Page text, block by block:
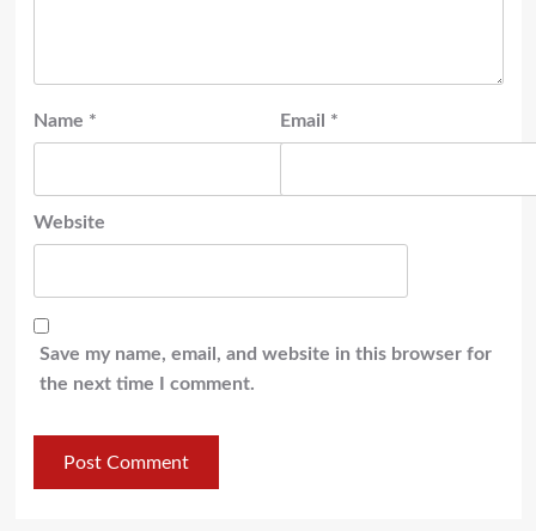
Name * Email *
Website
Save my name, email, and website in this browser for
the next time I comment.